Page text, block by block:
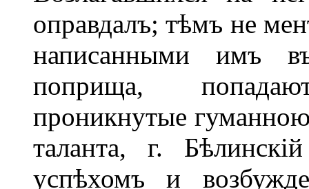
оправдалъ; тѣмъ не
написанными имъ
поприща,
проникнутые
таланта, г.
успѣхомъ и